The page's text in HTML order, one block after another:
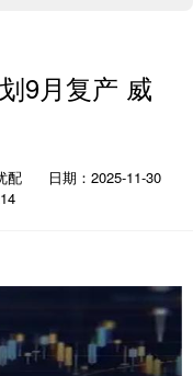
9月复产 威
配
日期：2025-11-30